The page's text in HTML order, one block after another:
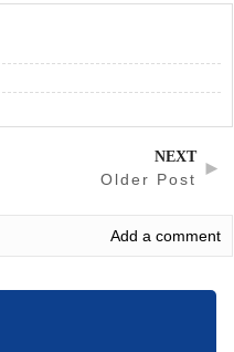
►
NEXT
Older Post
Add a comment